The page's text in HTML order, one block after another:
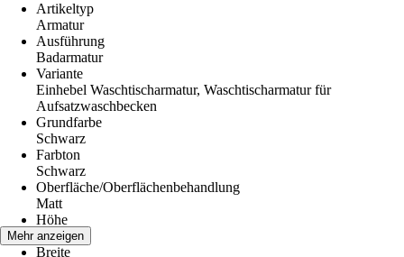
Artikeltyp
Armatur
Ausführung
Badarmatur
Variante
Einhebel Waschtischarmatur, Waschtischarmatur für
Aufsatzwaschbecken
Grundfarbe
Schwarz
Farbton
Schwarz
Oberfläche/Oberflächenbehandlung
Matt
Höhe
284 mm
Breite
Mehr anzeigen